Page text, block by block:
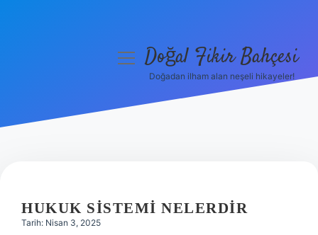
Hakkımızda
menüyüDoğal Fikir Bahçesi
Doğadan ilham alan neşeli hikayeler!
HUKUK SISTEMI NELERDIR
Tarih: Nisan 3, 2025